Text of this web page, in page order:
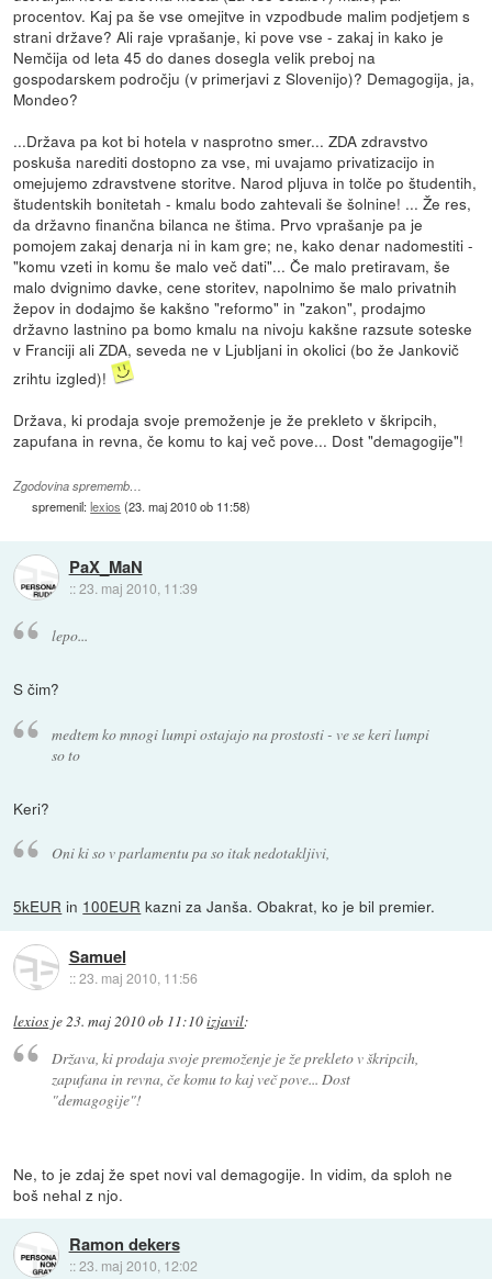
procentov. Kaj pa še vse omejitve in vzpodbude malim podjetjem s
strani države? Ali raje vprašanje, ki pove vse - zakaj in kako je
Nemčija od leta 45 do danes dosegla velik preboj na
gospodarskem področju (v primerjavi z Slovenijo)? Demagogija, ja,
Mondeo?
...Država pa kot bi hotela v nasprotno smer... ZDA zdravstvo
poskuša narediti dostopno za vse, mi uvajamo privatizacijo in
omejujemo zdravstvene storitve. Narod pljuva in tolče po študentih,
študentskih bonitetah - kmalu bodo zahtevali še šolnine! ... Že res,
da državno finančna bilanca ne štima. Prvo vprašanje pa je
pomojem zakaj denarja ni in kam gre; ne, kako denar nadomestiti -
"komu vzeti in komu še malo več dati"... Če malo pretiravam, še
malo dvignimo davke, cene storitev, napolnimo še malo privatnih
žepov in dodajmo še kakšno "reformo" in "zakon", prodajmo
državno lastnino pa bomo kmalu na nivoju kakšne razsute soteske
v Franciji ali ZDA, seveda ne v Ljubljani in okolici (bo že Jankovič
zrihtu izgled)!
Država, ki prodaja svoje premoženje je že prekleto v škripcih,
zapufana in revna, če komu to kaj več pove... Dost "demagogije"!
Zgodovina sprememb…
spremenil:lexios (23. maj 2010 ob 11:58)
PaX_MaN
::23. maj 2010, 11:39
lepo...
S čim?
medtem ko mnogi lumpi ostajajo na prostosti - ve se keri lumpi
so to
Keri?
Oni ki so v parlamentu pa so itak nedotakljivi,
5kEUR in 100EUR kazni za Janša. Obakrat, ko je bil premier.
Samuel
::23. maj 2010, 11:56
lexios je23. maj 2010 ob 11:10izjavil:
Država, ki prodaja svoje premoženje je že prekleto v škripcih,
zapufana in revna, če komu to kaj več pove... Dost
"demagogije"!
Ne, to je zdaj že spet novi val demagogije. In vidim, da sploh ne
boš nehal z njo.
Ramon dekers
::23. maj 2010, 12:02